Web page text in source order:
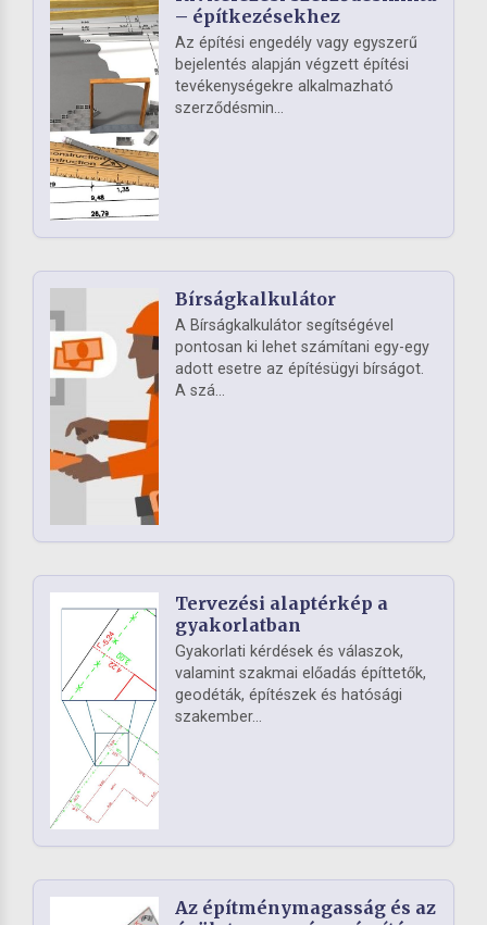
– építkezésekhez
Az építési engedély vagy egyszerű
bejelentés alapján végzett építési
tevékenységekre alkalmazható
szerződésmin...
Bírságkalkulátor
A Bírságkalkulátor segítségével
pontosan ki lehet számítani egy-egy
adott esetre az építésügyi bírságot.
A szá...
Tervezési alaptérkép a
gyakorlatban
Gyakorlati kérdések és válaszok,
valamint szakmai előadás építtetők,
geodéták, építészek és hatósági
szakember...
Az építménymagasság és az